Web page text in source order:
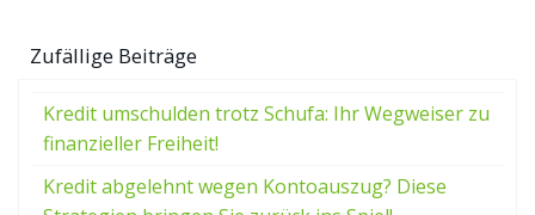
Zufällige Beiträge
Kredit umschulden trotz Schufa: Ihr Wegweiser zu
finanzieller Freiheit!
Kredit abgelehnt wegen Kontoauszug? Diese